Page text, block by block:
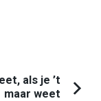
als je ’t
maar weet